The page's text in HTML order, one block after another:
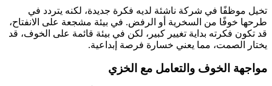
تخيل موظفًا في شركة ناشئة لديه فكرة جديدة، لكنه يتردد في
طرحها خوفًا من السخرية أو الرفض. في بيئة مشجعة على الانفتاح،
قد تكون فكرته بداية تغيير كبير، لكن في بيئة قائمة على الخوف، قد
يختار الصمت، مما يعني خسارة فرصة إبداعية.
مواجهة الخوف والتعامل مع الخزي